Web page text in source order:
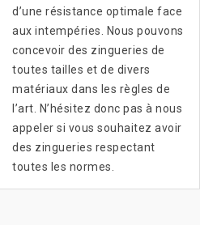
d’une résistance optimale face
aux intempéries. Nous pouvons
concevoir des zingueries de
toutes tailles et de divers
matériaux dans les règles de
l’art. N’hésitez donc pas à nous
appeler si vous souhaitez avoir
des zingueries respectant
toutes les normes.